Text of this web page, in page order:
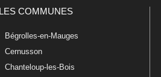
LES COMMUNES
Bégrolles-en-Mauges
Cernusson
Chanteloup-les-Bois